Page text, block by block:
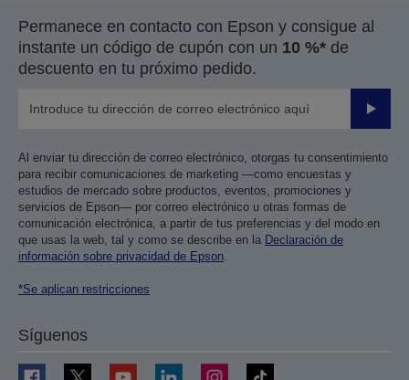
Permanece en contacto con Epson y consigue al
instante un código de cupón con un 10 %* de
descuento en tu próximo pedido.
Enviar
Al enviar tu dirección de correo electrónico, otorgas tu consentimiento
para recibir comunicaciones de marketing —como encuestas y
estudios de mercado sobre productos, eventos, promociones y
servicios de Epson— por correo electrónico u otras formas de
comunicación electrónica, a partir de tus preferencias y del modo en
que usas la web, tal y como se describe en la Declaración de
información sobre privacidad de Epson.
*Se aplican restricciones
Síguenos